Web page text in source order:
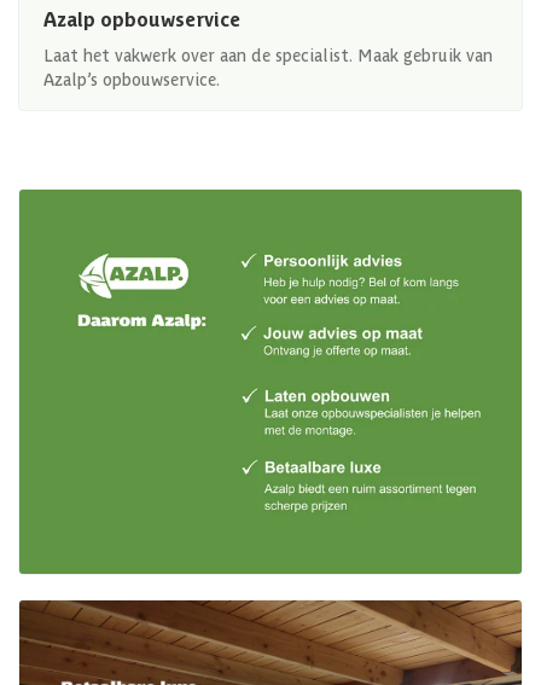
Azalp opbouwservice
Laat het vakwerk over aan de specialist. Maak gebruik van
Azalp’s opbouwservice.